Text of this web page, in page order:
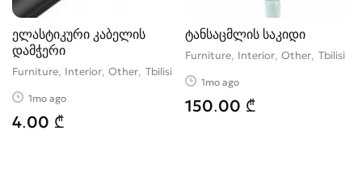
ელასტიკური კაბელის
დამჭერი
Furniture, Interior, Other Tbilisi
1mo ago
4.00 ₾
ტანსაცმლის საკიდი
Furniture, Interior, Other Tbilisi
1mo ago
150.00 ₾